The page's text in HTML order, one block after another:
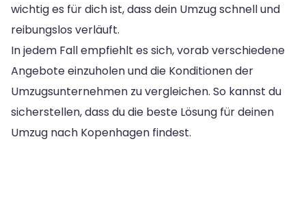
wichtig es für dich ist, dass dein Umzug schnell und
reibungslos verläuft.
In jedem Fall empfiehlt es sich, vorab verschiedene
Angebote einzuholen und die Konditionen der
Umzugsunternehmen zu vergleichen. So kannst du
sicherstellen, dass du die beste Lösung für deinen
Umzug nach Kopenhagen findest.